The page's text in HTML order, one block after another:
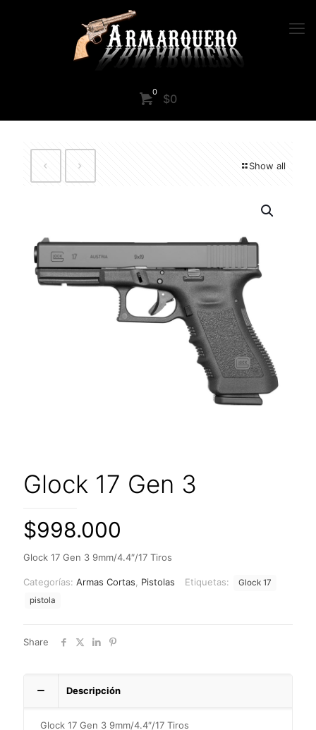
0 $0
Show all
Glock 17 Gen 3
$998.000
Glock 17 Gen 3 9mm/4.4″/17 Tiros
Categorías: Armas Cortas Pistolas Etiquetas:
Glock 17
pistola
Share
Descripción
Glock 17 Gen 3 9mm/4.4″/17 Tiros